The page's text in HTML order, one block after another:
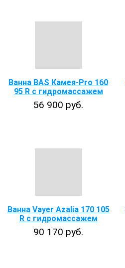
Ванна BAS Камея-Pro 160
95 R с гидромассажем
56 900 руб.
Ванна Vayer Azalia 170 105
R с гидромассажем
90 170 руб.